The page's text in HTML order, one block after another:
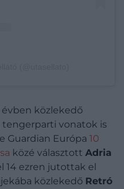
évben közlekedő
tengerparti vonatok is
Guardian Európa 10
közé választott Adria
14 ezren jutottak el
közlekedő Retró